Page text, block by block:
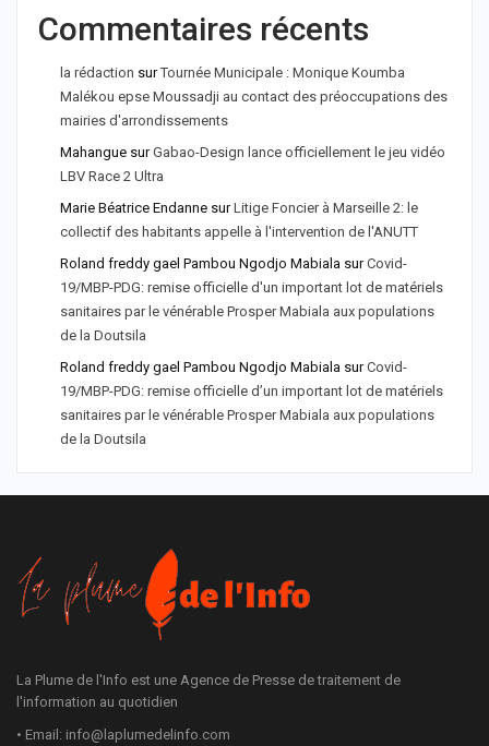
Commentaires récents
la rédaction surTournée Municipale : Monique Koumba
Malékou epse Moussadji au contact des préoccupations des
mairies d'arrondissements
Mahangue surGabao-Design lance officiellement le jeu vidéo
LBV Race 2 Ultra
Marie Béatrice Endanne surLitige Foncier à Marseille 2: le
collectif des habitants appelle à l'intervention de l'ANUTT
Roland freddy gael Pambou Ngodjo Mabiala surCovid-
19/MBP-PDG: remise officielle d'un important lot de matériels
sanitaires par le vénérable Prosper Mabiala aux populations
de la Doutsila
Roland freddy gael Pambou Ngodjo Mabiala surCovid-
19/MBP-PDG: remise officielle d’un important lot de matériels
sanitaires par le vénérable Prosper Mabiala aux populations
de la Doutsila
La Plume de l'Info est une Agence de Presse de traitement de
l'information au quotidien
• Email: info@laplumedelinfo.com